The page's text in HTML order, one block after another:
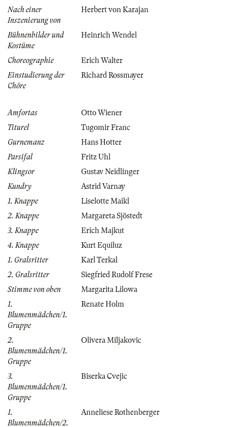
Nach einer
Inszenierung von
Herbert von Karajan
Bühnenbilder und
Kostüme
Heinrich Wendel
Choreographie
Erich Walter
Einstudierung der
Chöre
Richard Rossmayer
Amfortas
Otto Wiener
Titurel
Tugomir Franc
Gurnemanz
Hans Hotter
Parsifal
Fritz Uhl
Klingsor
Gustav Neidlinger
Kundry
Astrid Varnay
1. Knappe
Liselotte Maikl
2. Knappe
Margareta Sjöstedt
3. Knappe
Erich Majkut
4. Knappe
Kurt Equiluz
1. Gralsritter
Karl Terkal
2. Gralsritter
Siegfried Rudolf Frese
Stimme von oben
Margarita Lilowa
1.
Blumenmädchen/1.
Gruppe
Renate Holm
2.
Blumenmädchen/1.
Gruppe
Olivera Miljakovic
3.
Blumenmädchen/1.
Gruppe
Biserka Cvejic
1.
Blumenmädchen/2.
Anneliese Rothenberger